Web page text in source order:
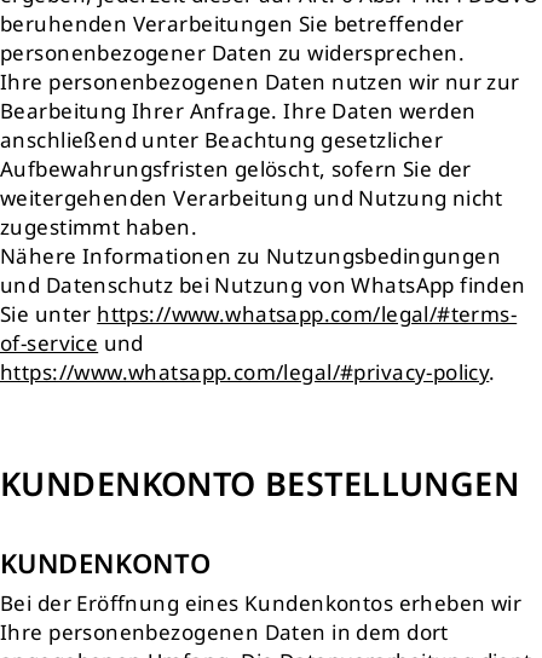
beruhenden Verarbeitungen Sie betreffender
personenbezogener Daten zu widersprechen.
Ihre personenbezogenen Daten nutzen wir nur zur
Bearbeitung Ihrer Anfrage. Ihre Daten werden
anschließend unter Beachtung gesetzlicher
Aufbewahrungsfristen gelöscht, sofern Sie der
weitergehenden Verarbeitung und Nutzung nicht
zugestimmt haben.
Nähere Informationen zu Nutzungsbedingungen
und Datenschutz bei Nutzung von WhatsApp finden
Sie unter https://www.whatsapp.com/legal/#terms-
of-service und
https://www.whatsapp.com/legal/#privacy-policy.
KUNDENKONTO BESTELLUNGEN
KUNDENKONTO
Bei der Eröffnung eines Kundenkontos erheben wir
Ihre personenbezogenen Daten in dem dort